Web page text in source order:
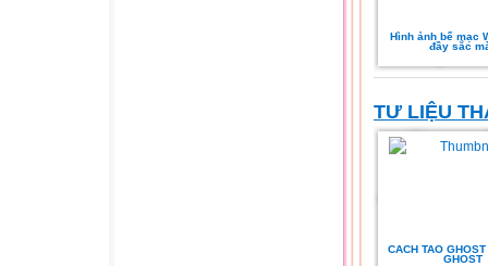
Hình ảnh bế mạc
đầy sắc
TƯ LIỆU
CACH TAO
GHOST